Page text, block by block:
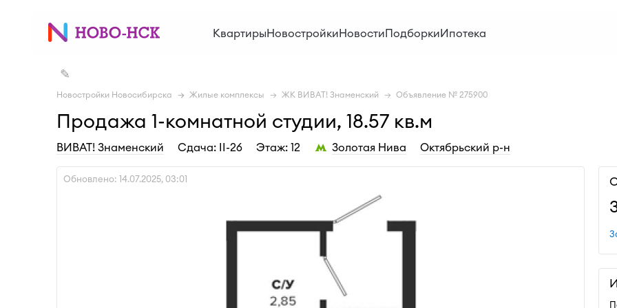
КвартирыНовостройкиНовостиПодборкиИпотека
✎
Новостройки Новосибирска Жилые комплексы ЖК ВИВАТ! Знаменский Объявление № 275900
Продажа 1-комнатной студии, 18.57 кв.м
ВИВАТ! Знаменский Cдача: II-26 Этаж: 12 Золотая Нива Октябрьский р-н
Обновлено: 14.07.2025, 03:01